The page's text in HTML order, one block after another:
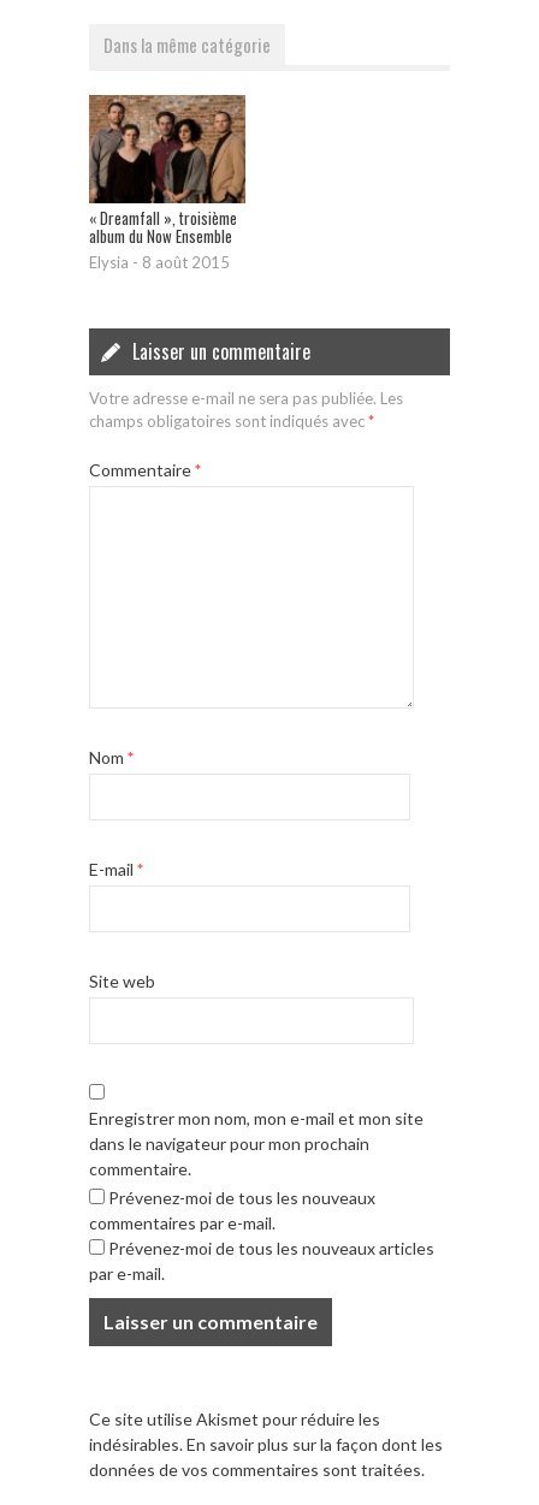
Dans la même catégorie
« Dreamfall », troisième
album du Now Ensemble
Elysia - 8 août 2015
Laisser un commentaire
Votre adresse e-mail ne sera pas publiée. Les
champs obligatoires sont indiqués avec*
Commentaire*
Nom *
E-mail *
Site web
Enregistrer mon nom, mon e-mail et mon site
dans le navigateur pour mon prochain
commentaire.
Prévenez-moi de tous les nouveaux
commentaires par e-mail.
Prévenez-moi de tous les nouveaux articles
par e-mail.
Ce site utilise Akismet pour réduire les
indésirables.En savoir plus sur la façon dont les
données de vos commentaires sont traitées.